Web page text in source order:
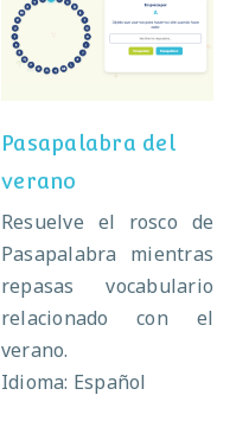
Pasapalabra del
verano
Pasapalabra del
verano
Resuelve el rosco de
Pasapalabra mientras
repasas vocabulario
relacionado con el
verano.
Idioma: Español